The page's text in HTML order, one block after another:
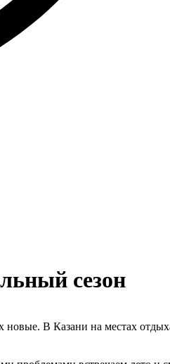
сезон
новые. В Казани на местах